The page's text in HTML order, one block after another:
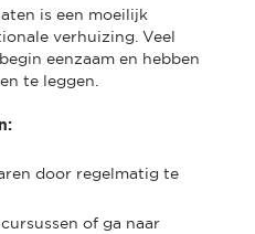
is een moeilijk
verhuizing. Veel
eenzaam en hebben
te leggen.
door regelmatig te
of ga naar